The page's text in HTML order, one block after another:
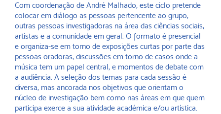
Com coordenação de André Malhado, este ciclo pretende
colocar em diálogo as pessoas pertencente ao grupo,
outras pessoas investigadoras na área das ciências sociais,
artistas e a comunidade em geral. O formato é presencial
e organiza-se em torno de exposições curtas por parte das
pessoas oradoras, discussões em torno de casos onde a
música tem um papel central, e momentos de debate com
a audiência. A seleção dos temas para cada sessão é
diversa, mas ancorada nos objetivos que orientam o
núcleo de investigação bem como nas áreas em que quem
participa exerce a sua atividade académica e/ou artística.